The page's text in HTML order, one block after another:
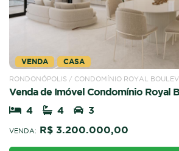
VENDA CASA
RONDONÓPOLIS / CONDOMÍNIO ROYAL
Venda de Imóvel Condomínio Royal
4
4 3
VENDA: R$ 3.200.000,00